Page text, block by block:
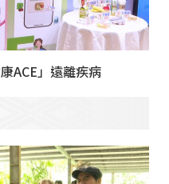
ACE」遠離疾病